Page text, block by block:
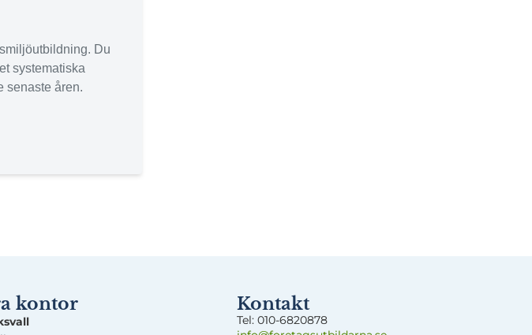
Du
systematiska
senaste åren.
kontor Kontakt
Tel: 010-6820878